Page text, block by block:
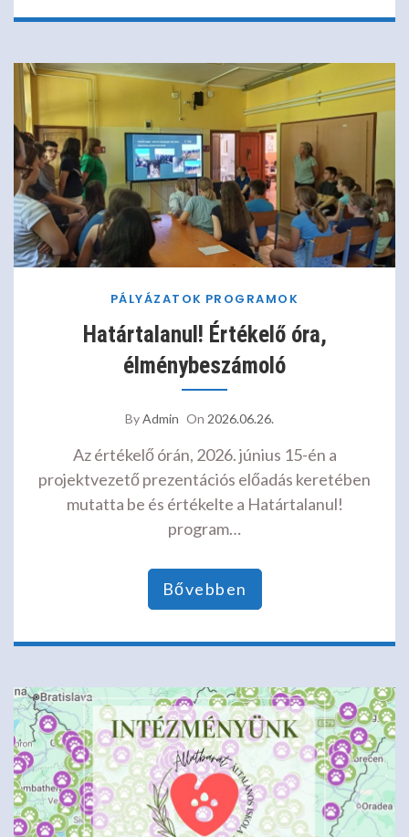
PÁLYÁZATOK PROGRAMOK
Határtalanul! Értékelő óra,
élménybeszámoló
ByAdmin On 2026.06.26.
Az értékelő órán, 2026. június 15-én a
projektvezető prezentációs előadás keretében
mutatta be és értékelte a Határtalanul!
program…
Bővebben